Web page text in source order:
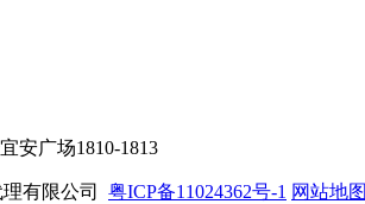
安广场1810-1813
有限公司 粤ICP备11024362号-1 网站地图